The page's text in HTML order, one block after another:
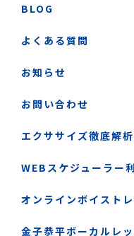
BLOG
よくある質問
お知らせ
お問い合わせ
エクササイズ徹底解
WEBスケジューラー
オンラインボイスト
金子恭平ボーカルレ